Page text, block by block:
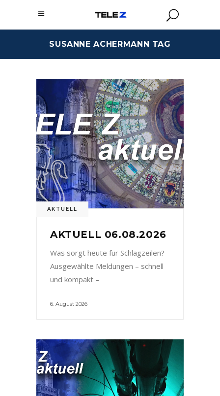
SUSANNE ACHERMANN TAG
AKTUELL
AKTUELL 06.08.2026
Was sorgt heute für Schlagzeilen?
Ausgewählte Meldungen – schnell
und kompakt –
6. August 2026